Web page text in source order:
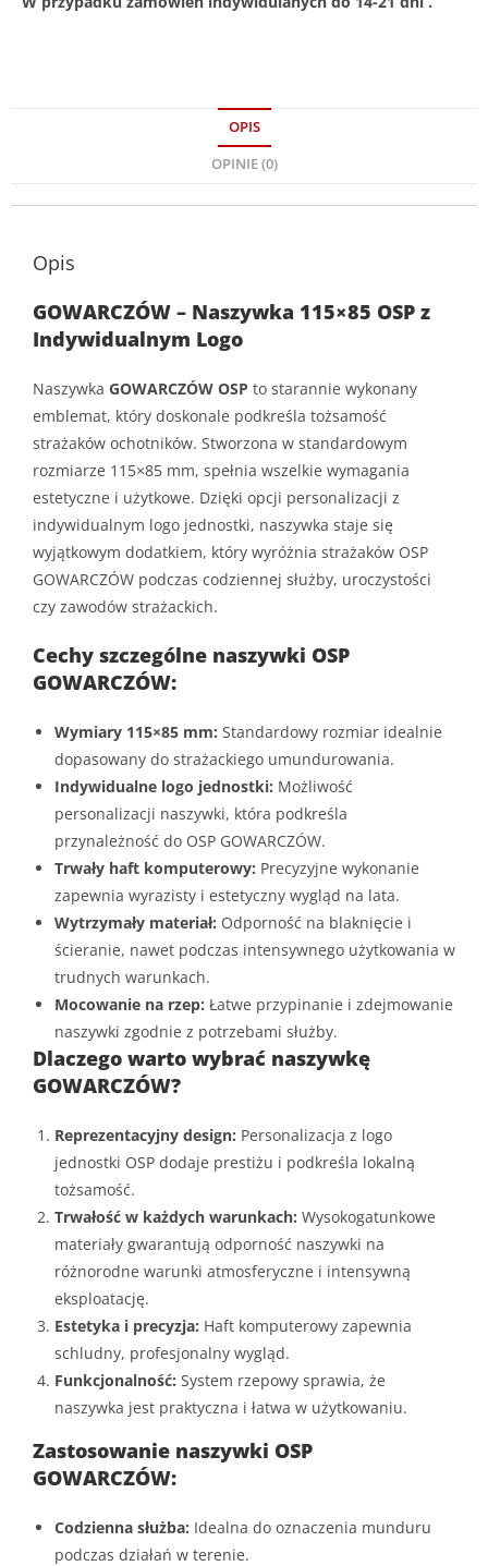
OPIS
OPINIE (0)
Opis
GOWARCZÓW – Naszywka 115×85 OSP z
Indywidualnym Logo
Naszywka GOWARCZÓW OSP to starannie wykonany
emblemat, który doskonale podkreśla tożsamość
strażaków ochotników. Stworzona w standardowym
rozmiarze 115×85 mm, spełnia wszelkie wymagania
estetyczne i użytkowe. Dzięki opcji personalizacji z
indywidualnym logo jednostki, naszywka staje się
wyjątkowym dodatkiem, który wyróżnia strażaków OSP
GOWARCZÓW podczas codziennej służby, uroczystości
czy zawodów strażackich.
Cechy szczególne naszywki OSP
GOWARCZÓW:
Wymiary 115×85 mm: Standardowy rozmiar idealnie
dopasowany do strażackiego umundurowania.
Indywidualne logo jednostki: Możliwość
personalizacji naszywki, która podkreśla
przynależność do OSP GOWARCZÓW.
Trwały haft komputerowy: Precyzyjne wykonanie
zapewnia wyrazisty i estetyczny wygląd na lata.
Wytrzymały materiał: Odporność na blaknięcie i
ścieranie, nawet podczas intensywnego użytkowania w
trudnych warunkach.
Mocowanie na rzep: Łatwe przypinanie i zdejmowanie
naszywki zgodnie z potrzebami służby.
Dlaczego warto wybrać naszywkę
GOWARCZÓW?
Reprezentacyjny design: Personalizacja z logo
jednostki OSP dodaje prestiżu i podkreśla lokalną
tożsamość.
Trwałość w każdych warunkach: Wysokogatunkowe
materiały gwarantują odporność naszywki na
różnorodne warunki atmosferyczne i intensywną
eksploatację.
Estetyka i precyzja: Haft komputerowy zapewnia
schludny, profesjonalny wygląd.
Funkcjonalność: System rzepowy sprawia, że
naszywka jest praktyczna i łatwa w użytkowaniu.
Zastosowanie naszywki OSP
GOWARCZÓW:
Codzienna służba: Idealna do oznaczenia munduru
podczas działań w terenie.